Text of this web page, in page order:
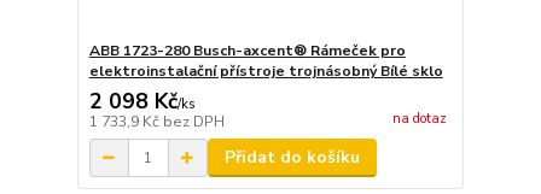
ABB 1723-280 Busch-axcent® Rámeček pro
elektroinstalační přístroje trojnásobný Bílé sklo
2 098 Kč/ks
1 733,9 Kč bez DPH na dotaz
Přidat do košíku